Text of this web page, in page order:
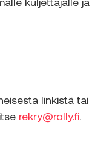
kuljettajalle
linkistä
rekry@rolly.fi.